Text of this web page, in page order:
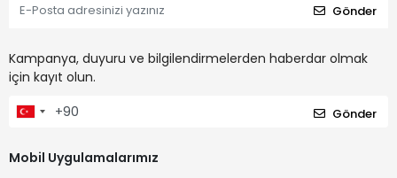
Gönder
Kampanya, duyuru ve bilgilendirmelerden haberdar olmak
için kayıt olun.
Gönder
Mobil Uygulamalarımız